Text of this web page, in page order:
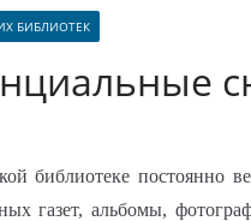
БИБЛИОТЕК
библиотеке постоянно
газет, альбомы,